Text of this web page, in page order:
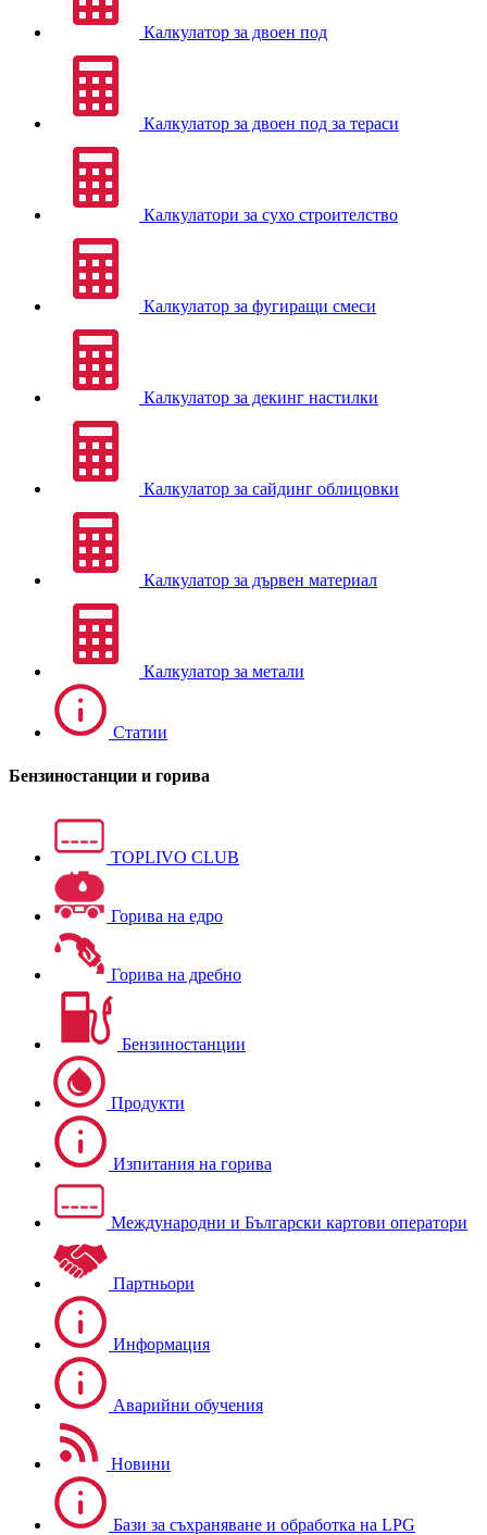
Калкулатор за двоен под
Калкулатор за двоен под за тераси
Калкулатори за сухо строителство
Калкулатор за фугиращи смеси
Калкулатор за декинг настилки
Калкулатор за сайдинг облицовки
Калкулатор за дървен материал
Калкулатор за метали
Статии
Бензиностанции и горива
TOPLIVO CLUB
Горива на едро
Горива на дребно
Бензиностанции
Продукти
Изпитания на горива
Международни и Български картови оператори
Партньори
Информация
Аварийни обучения
Новини
Бази за съхраняване и обработка на LPG